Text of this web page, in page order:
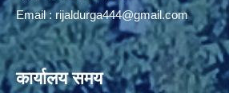
Email : rijaldurga444@gmail.com
कार्यालय समय